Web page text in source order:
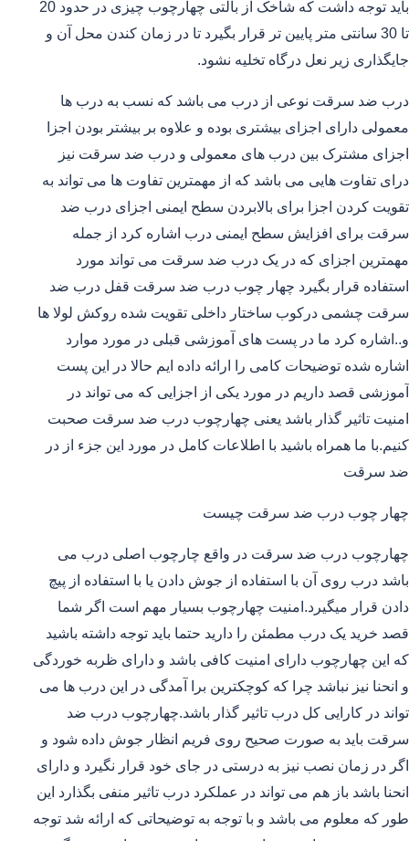
باید توجه داشت که شاخک از بالتی چهارچوب چیزی در حدود 20
تا 30 سانتی متر پایین تر قرار بگیرد تا در زمان کندن محل آن و
جایگذاری زیر نعل درگاه تخلیه نشود.
درب ضد سرقت نوعی از درب می باشد که نسب به درب ها
معمولی دارای اجزای بیشتری بوده و علاوه بر بیشتر بودن اجزا
اجزای مشترک بین درب های معمولی و درب ضد سرقت نیز
درای تفاوت هایی می باشد که از مهمترین تفاوت ها می تواند به
تقویت کردن اجزا برای بالابردن سطح ایمنی اجزای درب ضد
سرقت برای افزایش سطح ایمنی درب اشاره کرد از جمله
مهمترین اجزای که در یک درب ضد سرقت می تواند مورد
استفاده قرار بگیرد چهار چوب درب ضد سرقت قفل درب ضد
سرقت چشمی درکوب ساختار داخلی تقویت شده روکش لولا ها
و..اشاره کرد ما در پست های آموزشی قبلی در مورد موارد
اشاره شده توضیحات کامی را ارائه داده ایم حالا در این پست
آموزشی قصد داریم در مورد یکی از اجزایی که می تواند در
امنیت تاثیر گذار باشد یعنی چهارچوب درب ضد سرقت صحبت
کنیم.با ما همراه باشید با اطلاعات کامل در مورد این جزء از در
ضد سرقت
چهار چوب درب ضد سرقت چیست
چهارچوب درب ضد سرقت در واقع چارچوب اصلی درب می
باشد درب روی آن با استفاده از جوش دادن یا با استفاده از پیچ
دادن قرار میگیرد.امنیت چهارچوب بسیار مهم است اگر شما
قصد خرید یک درب مطمئن را دارید حتما باید توجه داشته باشید
که این چهارچوب دارای امنیت کافی باشد و دارای ظربه خوردگی
و انحنا نیز نباشد چرا که کوچکترین برا آمدگی در این درب ها می
تواند در کارایی کل درب تاثیر گذار باشد.چهارچوب درب ضد
سرقت باید به صورت صحیح روی فریم انظار جوش داده شود و
اگر در زمان نصب نیز به درستی در جای خود قرار نگیرد و دارای
انحنا باشد باز هم می تواند در عملکرد درب تاثیر منفی بگذارد این
طور که معلوم می باشد و با توجه به توضیحاتی که ارائه شد توجه